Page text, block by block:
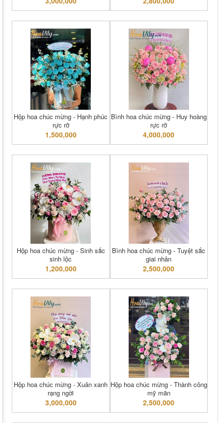
Hộp hoa chúc mừng - Hạnh phúc
rực rỡ
1,500,000
Bình hoa chúc mừng - Huy hoàng
rực rỡ
4,000,000
Hộp hoa chúc mừng - Sinh sắc
sinh lộc
1,200,000
Bình hoa chúc mừng - Tuyệt sắc
giai nhân
2,500,000
Hộp hoa chúc mừng - Xuân xanh
rạng ngời
3,000,000
Hộp hoa chúc mừng - Thành công
mỹ mãn
2,500,000